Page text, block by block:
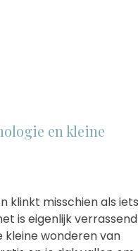
en kleine
klinkt misschien als iets
is eigenlijk verrassend
kleine wonderen van